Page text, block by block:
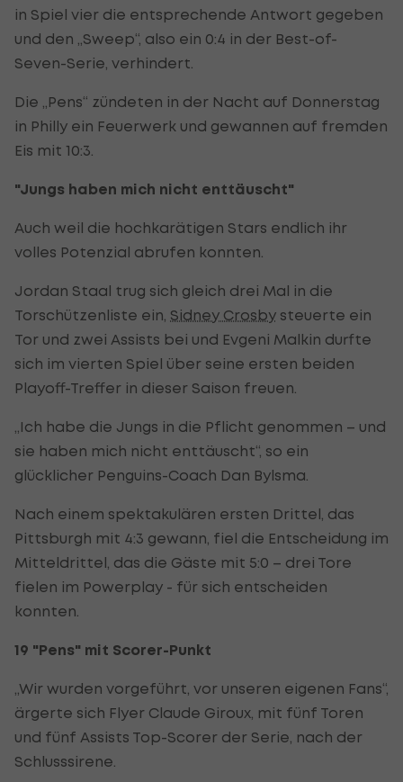
in Spiel vier die entsprechende Antwort gegeben
und den „Sweep“, also ein 0:4 in der Best-of-
Seven-Serie, verhindert.
Die „Pens“ zündeten in der Nacht auf Donnerstag
in Philly ein Feuerwerk und gewannen auf fremden
Eis mit 10:3.
"Jungs haben mich nicht enttäuscht"
Auch weil die hochkarätigen Stars endlich ihr
volles Potenzial abrufen konnten.
Jordan Staal trug sich gleich drei Mal in die
Torschützenliste ein, Sidney Crosby steuerte ein
Tor und zwei Assists bei und Evgeni Malkin durfte
sich im vierten Spiel über seine ersten beiden
Playoff-Treffer in dieser Saison freuen.
„Ich habe die Jungs in die Pflicht genommen – und
sie haben mich nicht enttäuscht“, so ein
glücklicher Penguins-Coach Dan Bylsma.
Nach einem spektakulären ersten Drittel, das
Pittsburgh mit 4:3 gewann, fiel die Entscheidung im
Mitteldrittel, das die Gäste mit 5:0 – drei Tore
fielen im Powerplay - für sich entscheiden
konnten.
19 "Pens" mit Scorer-Punkt
„Wir wurden vorgeführt, vor unseren eigenen Fans“,
ärgerte sich Flyer Claude Giroux, mit fünf Toren
und fünf Assists Top-Scorer der Serie, nach der
Schlusssirene.